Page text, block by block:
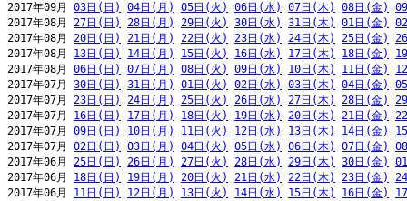
2017年09月 03日(日) 04日(月) 05日(火) 06日(水) 07日(木) 08日(金)
2017年08月 27日(日) 28日(月) 29日(火) 30日(水) 31日(木) 01日(金)
2017年08月 20日(日) 21日(月) 22日(火) 23日(水) 24日(木) 25日(金)
2017年08月 13日(日) 14日(月) 15日(火) 16日(水) 17日(木) 18日(金)
2017年08月 06日(日) 07日(月) 08日(火) 09日(水) 10日(木) 11日(金)
2017年07月 30日(日) 31日(月) 01日(火) 02日(水) 03日(木) 04日(金)
2017年07月 23日(日) 24日(月) 25日(火) 26日(水) 27日(木) 28日(金)
2017年07月 16日(日) 17日(月) 18日(火) 19日(水) 20日(木) 21日(金)
2017年07月 09日(日) 10日(月) 11日(火) 12日(水) 13日(木) 14日(金)
2017年07月 02日(日) 03日(月) 04日(火) 05日(水) 06日(木) 07日(金)
2017年06月 25日(日) 26日(月) 27日(火) 28日(水) 29日(木) 30日(金)
2017年06月 18日(日) 19日(月) 20日(火) 21日(水) 22日(木) 23日(金)
2017年06月 11日(日) 12日(月) 13日(火) 14日(水) 15日(木) 16日(金)